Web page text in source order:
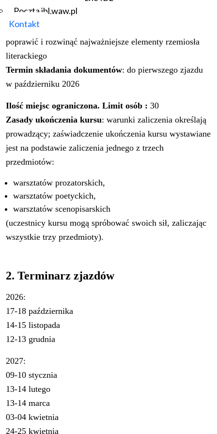
Poczta ibl.waw.pl
Kontakt
PL 75 1130 1017 0020 1466 2720 0049
Rekrutacja
poprawić i rozwinąć najważniejsze elementy rzemiosła
literackiego
Termin składania dokumentów: do pierwszego zjazdu
w październiku 2026
Ilość miejsc ograniczona. Limit osób : 30
Zasady ukończenia kursu: warunki zaliczenia określają
prowadzący; zaświadczenie ukończenia kursu wystawiane
jest na podstawie zaliczenia jednego z trzech
przedmiotów:
warsztatów prozatorskich,
warsztatów poetyckich,
warsztatów scenopisarskich
(uczestnicy kursu mogą spróbować swoich sił, zaliczając
wszystkie trzy przedmioty).
2. Terminarz zjazdów
2026:
17-18 października
14-15 listopada
12-13 grudnia
2027:
09-10 stycznia
13-14 lutego
13-14 marca
03-04 kwietnia
24-25 kwietnia